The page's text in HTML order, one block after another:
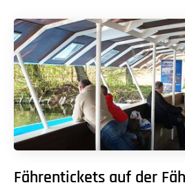
Fährentickets auf der